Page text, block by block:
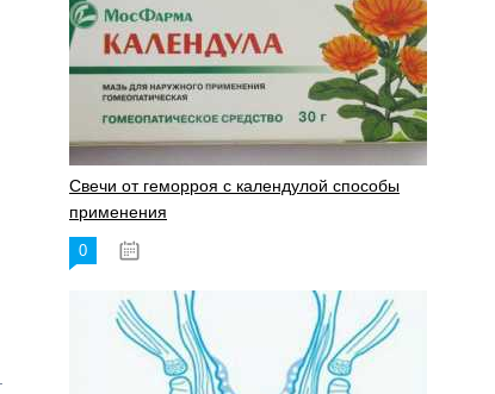
Свечи от геморроя с календулой способы
применения
0